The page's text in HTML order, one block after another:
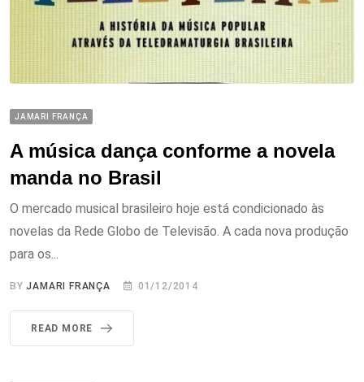
JAMARI FRANÇA
A música dança conforme a novela
manda no Brasil
O mercado musical brasileiro hoje está condicionado às
novelas da Rede Globo de Televisão. A cada nova produção
para os...
BYJAMARI FRANÇA 01/12/2014
READ MORE